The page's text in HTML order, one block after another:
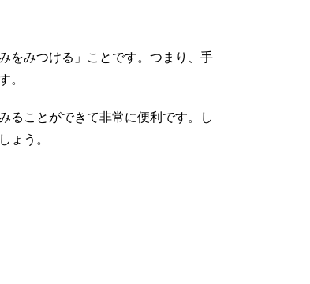
をみつける」ことです。つまり、手
。
ることができて非常に便利です。し
ょう。